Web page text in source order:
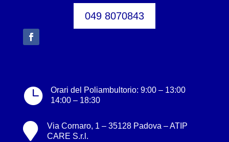
049 8070843

Orari del Poliambultorio: 9:00 – 13:00
14:00 – 18:30

Via Cornaro, 1 – 35128 Padova – ATIP
CARE S.r.l.